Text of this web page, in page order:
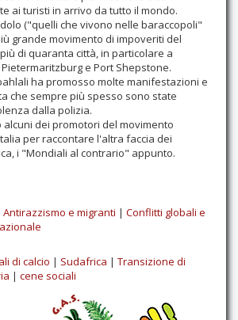
ai turisti in arrivo da tutto il mondo.
("quelli che vivono nelle baraccopoli"
grande movimento di impoveriti del
di quaranta città, in particolare a
e Port Shepstone.
ha promosso molte manifestazioni e
che sempre più spesso sono state
dalla polizia.
alcuni dei promotori del movimento
per raccontare l'altra faccia dei
i "Mondiali al contrario" appunto.
Antirazzismo e migranti | Conflitti globali e
di calcio | Sudafrica | Transizione di
| cene sociali